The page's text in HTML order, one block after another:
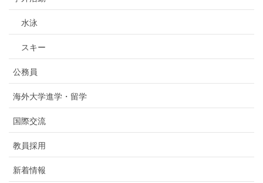
水泳
スキー
公務員
海外大学進学・留学
国際交流
教員採用
新着情報